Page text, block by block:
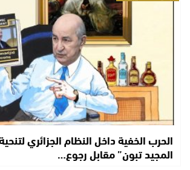
الحرب الخفية داخل النظام الجزائري
المجيد تبون” مقابل رجوع…